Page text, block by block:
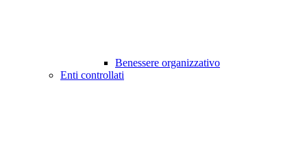
Benessere organizzativo
Enti controllati